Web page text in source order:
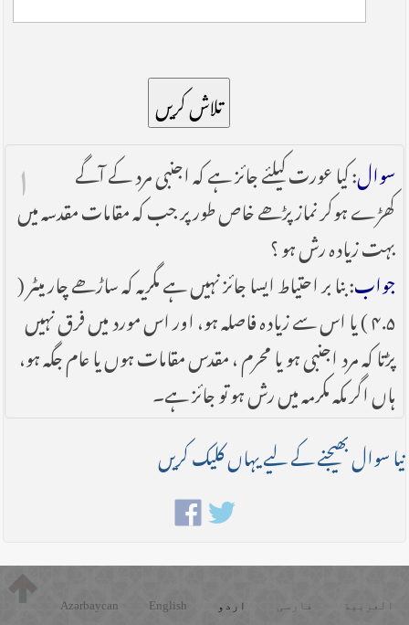
تلاش کریں
۱ سوال: کیا عورت کیلئے جائز ہے کہ اجنبی مرد کے آگے
کھڑے ہوکر نماز پڑھے خاص طور پر جب کہ مقامات مقدسہ میں
بہت زیادہ رش ہو ؟
جواب: بنا بر احتیاط ایسا جائز نہیں ہے مگریہ کہ ساڑھے چار میٹر (
۴.۵ ) یا اس سے زیادہ فاصلہ ہو، اور اس مورد میں فرق نہیں
پڑتا کہ مرد اجنبی ہو یا محرم ، مقدس مقامات ہوں یا عام جگہ ہو،
ہاں اگر مکہ مکرمہ میں رش ہو تو جائز ہے۔
نیا سوال بھیجنے کے لیے یہاں کلیک کریں
العربية فارسی اردو English
Azərbaycan